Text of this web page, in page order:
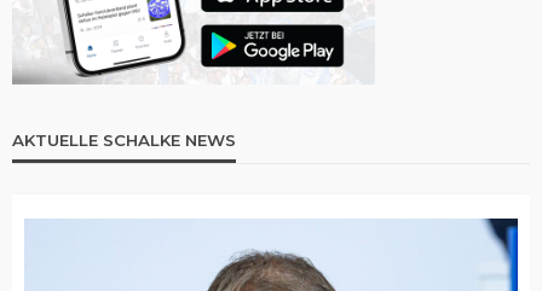
AKTUELLE SCHALKE NEWS